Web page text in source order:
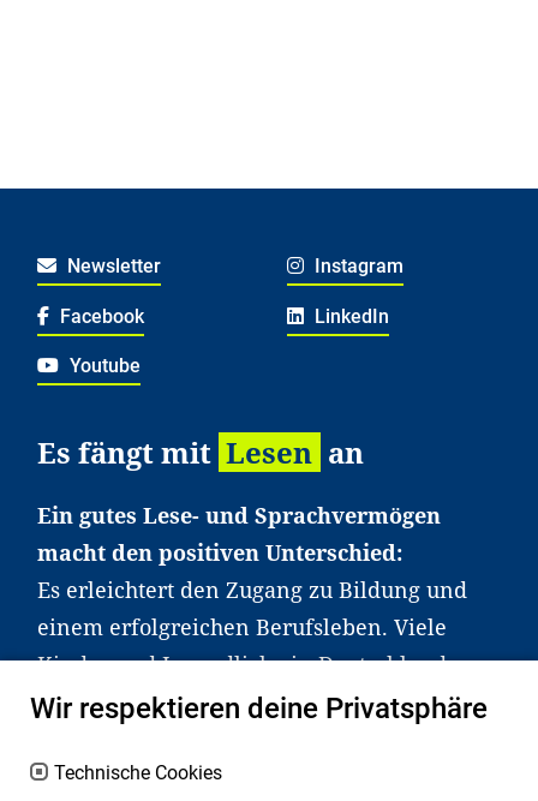
Newsletter Instagram
Facebook LinkedIn
Youtube
Es fängt mit Lesen an
Ein gutes Lese- und Sprachvermögen
macht den positiven Unterschied:
Es erleichtert den Zugang zu Bildung und
einem erfolgreichen Berufsleben. Viele
Kinder und Jugendliche in Deutschland
haben aber große Schwierigkeiten dabei.
an Familien sowie an Erzieher*innen,
Wir respektieren deine Privatsphäre
Technische Cookies